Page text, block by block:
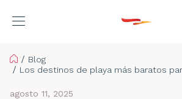
Home
Blog
Los destinos de playa más baratos
agosto 11, 2025